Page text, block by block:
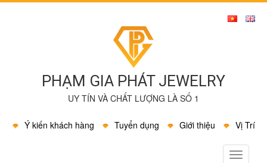
PHẠM GIA PHÁT JEWELRY
UY TÍN VÀ CHẤT LƯỢNG LÀ SỐ 1
Ý kiến khách hàng Tuyển dụng Giới thiệu Vị Trí
MENU